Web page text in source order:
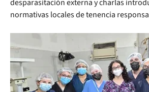
desparasitación externa y charlas
normativas locales de tenencia